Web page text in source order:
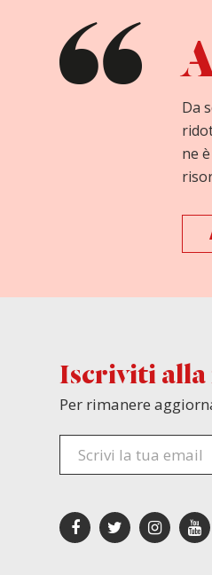
Da
ne
Iscriviti alla
Per rimanere